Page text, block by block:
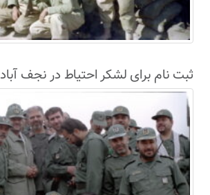
ثبت نام برای لشکر احتیاط در نجف آباد